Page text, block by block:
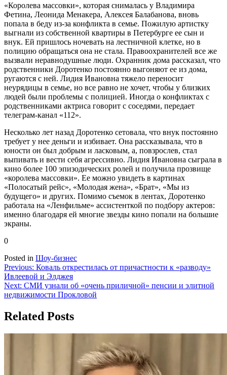
«Королева массовки», которая снималась у Владимира
Фетина, Леонида Менакера, Алексея Балабанова, вновь
попала в беду из-за конфликта в семье. Пожилую артистку
выгнали из собственной квартиры в Петербурге ее сын и
внук. Ей пришлось ночевать на лестничной клетке, но в
полицию обращаться она не стала. Правоохранителей все же
вызвали неравнодушные люди. Охранник дома рассказал, что
родственники Доротенко постоянно выгоняют ее из дома,
ругаются с ней. Лидия Ивановна тяжело переносит
неурядицы в семье, но все равно не хочет, чтобы у близких
людей были проблемы с полицией. Иногда о конфликтах с
родственниками актриса говорит с соседями, передает
телеграм-канал «112».
Несколько лет назад Доротенко сетовала, что внук постоянно
требует у нее деньги и избивает. Она рассказывала, что в
юности он был добрым и ласковым, а, повзрослев, стал
выпивать и вести себя агрессивно. Лидия Ивановна сыграла в
кино более 100 эпизодических ролей и получила прозвище
«королева массовки». Ее можно увидеть в картинах
«Полосатый рейс», «Молодая жена», «Брат», «Мы из
будущего» и других. Помимо съемок в лентах, Доротенко
работала на «Ленфильме» ассистенткой по подбору актеров:
именно благодаря ей многие звезды кино попали на большие
экраны.
0
Posted in Шоу-бизнес
Навигация
по
записям
Previous: Коваль открестилась от причастности к «разводу»
Ивлеевой и Элджея
Next: СМИ узнали об «очень приличной» пенсии и элитной
недвижимости Прокловой
Related Posts